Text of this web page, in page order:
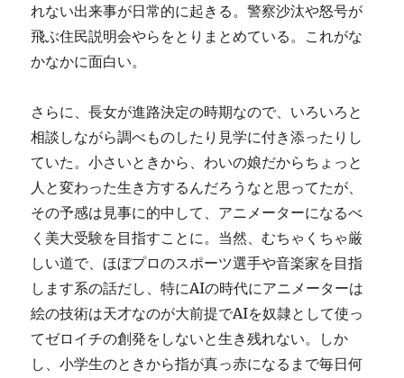
れない出来事が日常的に起きる。警察沙汰や怒号が
飛ぶ住民説明会やらをとりまとめている。これがな
かなかに面白い。
さらに、長女が進路決定の時期なので、いろいろと
相談しながら調べものしたり見学に付き添ったりし
ていた。小さいときから、わいの娘だからちょっと
人と変わった生き方するんだろうなと思ってたが、
その予感は見事に的中して、アニメーターになるべ
く美大受験を目指すことに。当然、むちゃくちゃ厳
しい道で、ほぼプロのスポーツ選手や音楽家を目指
します系の話だし、特にAIの時代にアニメーターは
絵の技術は天才なのが大前提でAIを奴隷として使っ
てゼロイチの創発をしないと生き残れない。しか
し、小学生のときから指が真っ赤になるまで毎日何